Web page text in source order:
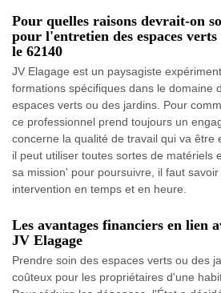
Pour quelles raisons devrait-on
pour l'entretien des espaces
le 62140
JV Elagage est un paysagiste
formations spécifiques dans le domaine
espaces verts ou des jardins. Pour
ce professionnel prend toujours un
concerne la qualité de travail qui va être
il peut utiliser toutes sortes de matériels
sa mission' pour poursuivre, il faut
intervention en temps et en heure.
Les avantages financiers en lien
JV Elagage
Prendre soin des espaces verts ou des
coûteux pour les propriétaires d'une